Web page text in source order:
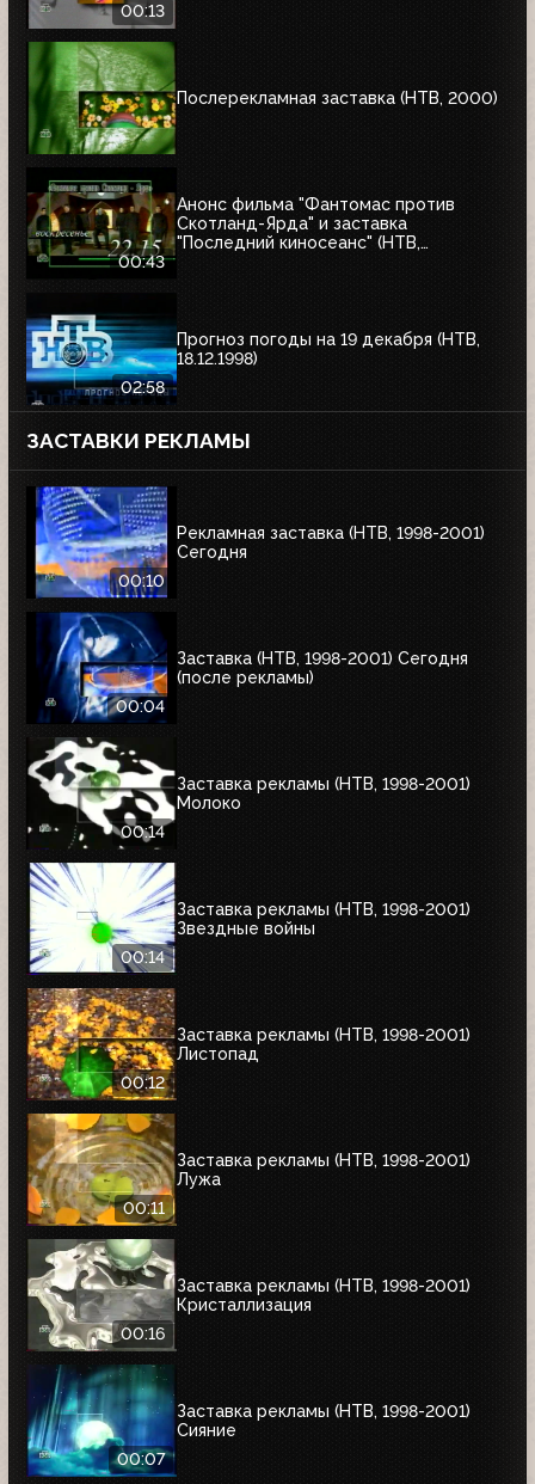
00:13
Послерекламная заставка (НТВ, 2000)
00:43
Анонс фильма "Фантомас против
Скотланд-Ярда" и заставка
"Последний киносеанс" (НТВ,
02:58
Прогноз погоды на 19 декабря (НТВ,
18.12.1998)
ЗАСТАВКИ РЕКЛАМЫ
00:10
Рекламная заставка (НТВ, 1998-2001)
Сегодня
00:04
Заставка (НТВ, 1998-2001) Сегодня
(после рекламы)
00:14
Заставка рекламы (НТВ, 1998-2001)
Молоко
00:14
Заставка рекламы (НТВ, 1998-2001)
Звездные войны
00:12
Заставка рекламы (НТВ, 1998-2001)
Листопад
00:11
Заставка рекламы (НТВ, 1998-2001)
Лужа
00:16
Заставка рекламы (НТВ, 1998-2001)
Кристаллизация
00:07
Заставка рекламы (НТВ, 1998-2001)
Сияние